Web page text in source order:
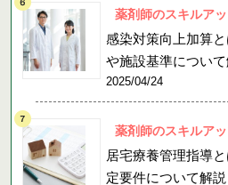
薬剤師のスキルア
感染対策向上加算
や施設基準について
2025/04/24
薬剤師のスキルア
居宅療養管理指導
定要件について解説